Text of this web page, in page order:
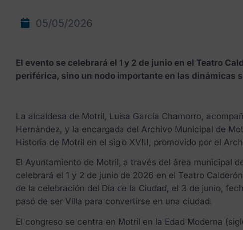
05/05/2026
El evento se celebrará el 1 y 2 de junio en el Teatro
periférica, sino un nodo importante en las dinámicas
La alcaldesa de Motril, Luisa García Chamorro,
Hernández, y la encargada del Archivo Municipal de
Historia de Motril en el siglo XVIII, promovido por el
El Ayuntamiento de Motril, a través del área municipal
celebrará el 1 y 2 de junio de 2026 en el Teatro
de la celebración del Día de la Ciudad, el 3 de junio,
pasó de ser Villa para convertirse en una ciudad.
El congreso se centra en Motril en la Edad Moderna